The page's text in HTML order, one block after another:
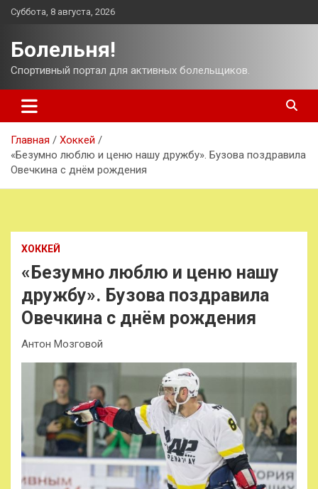
Перейти
Суббота, 8 августа, 2026
Болельня!
Спортивный портал для активных болельщиков.
Главная
Хоккей
«Безумно люблю и ценю нашу дружбу». Бузова поздравила
Овечкина с днём рождения
ХОККЕЙ
«Безумно люблю и ценю нашу
дружбу». Бузова поздравила
Овечкина с днём рождения
Антон Мозговой